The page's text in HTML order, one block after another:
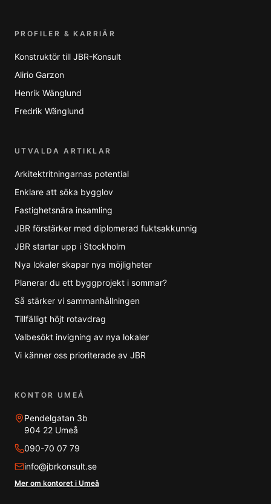
PROFILER & KARRIÄR
Konstruktör till JBR-Konsult
Alirio Garzon
Henrik Wänglund
Fredrik Wänglund
UTVALDA ARTIKLAR
Arkitektritningarnas potential
Enklare att söka bygglov
Fastighetsnära insamling
JBR förstärker med diplomerad fuktsakkunnig
JBR startar upp i Stockholm
Nya lokaler skapar nya möjligheter
Planerar du ett byggprojekt i sommar?
Så stärker vi sammanhållningen
Tillfälligt höjt rotavdrag
Valbesökt invigning av nya lokaler
Vi känner oss prioriterade av JBR
KONTOR UMEÅ
Pendelgatan 3b
904 22 Umeå
090-70 07 79
info@jbrkonsult.se
Mer om kontoret i Umeå